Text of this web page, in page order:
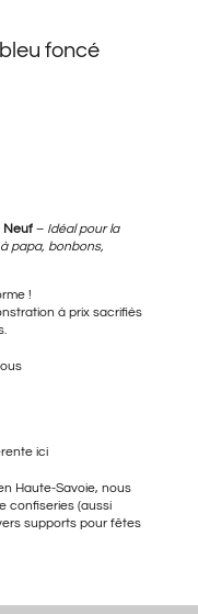
foncé
PRIX
ACTUEL
99,00€.
Neuf– Idéal pour la
papa, bonbons,
!
à prix sacrifiés
ici
Haute-Savoie, nous
confiseries (aussi
supports pour fêtes